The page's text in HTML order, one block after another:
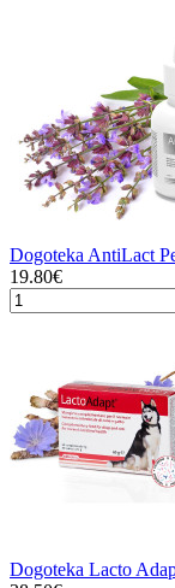
Dogoteka AntiLact
19.80€
Dogoteka Lacto